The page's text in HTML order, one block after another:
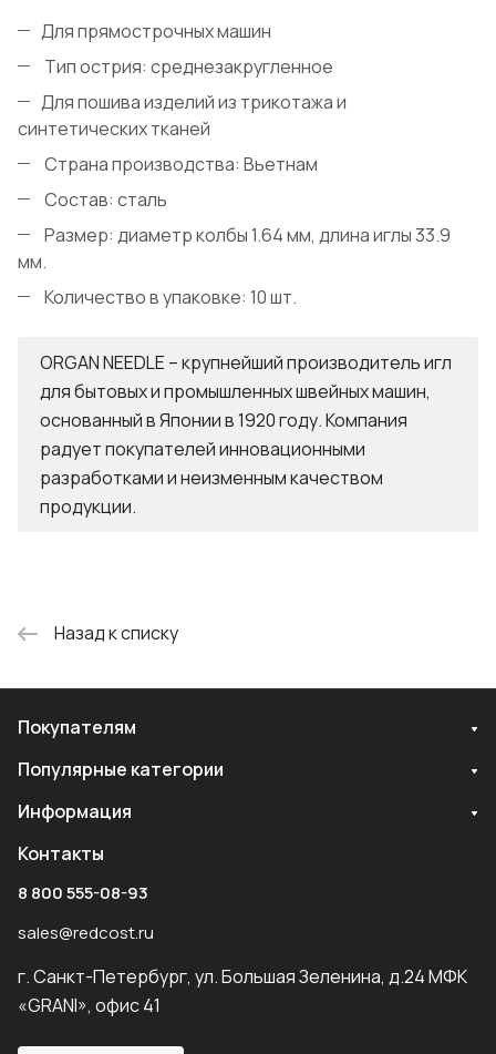
Для прямострочных машин
Тип острия: cреднезакругленное
Для пошива изделий из трикотажа и
синтетических тканей
Страна производства: Вьетнам
Состав: сталь
Размер: диаметр колбы 1.64 мм, длина иглы 33.9
мм.
Количество в упаковке: 10 шт.
ORGAN NEEDLE – крупнейший производитель игл
для бытовых и промышленных швейных машин,
основанный в Японии в 1920 году. Компания
радует покупателей инновационными
разработками и неизменным качеством
продукции.
Назад к списку
Покупателям
Популярные категории
Информация
Контакты
8 800 555-08-93
sales@redcost.ru
г. Санкт-Петербург, ул. Большая Зеленина, д.24 МФК
«GRANI», офис 41